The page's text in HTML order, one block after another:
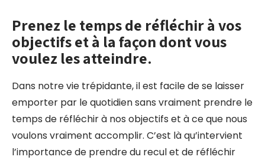
Prenez le temps de réfléchir à vos
objectifs et à la façon dont vous
voulez les atteindre.
Dans notre vie trépidante, il est facile de se laisser
emporter par le quotidien sans vraiment prendre le
temps de réfléchir à nos objectifs et à ce que nous
voulons vraiment accomplir. C’est là qu’intervient
l’importance de prendre du recul et de réfléchir